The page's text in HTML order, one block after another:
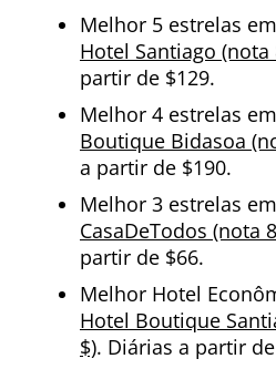
Melhor 5 estrelas
Hotel Santiago (nota
partir de $129.
Melhor 4 estrelas
Boutique Bidasoa
a partir de $190.
Melhor 3 estrelas
CasaDeTodos (nota
partir de $66.
Melhor Hotel
Hotel Boutique
$). Diárias a partir